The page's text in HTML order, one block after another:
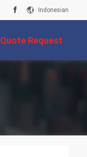
Indonesian
Quote Request